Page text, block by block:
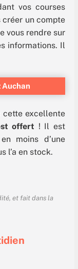
vos courses
créer un compte
vous rendre sur
informations. Il
Auchan
cette excellente
offert ! Il est
moins d’une
l’a en stock.
et fait dans la